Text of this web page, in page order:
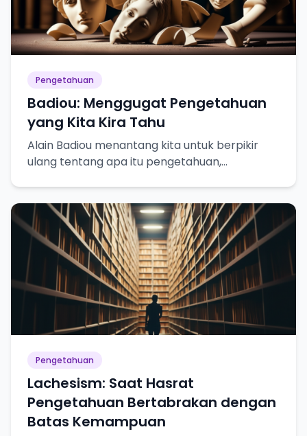
Pengetahuan
Badiou: Menggugat Pengetahuan
yang Kita Kira Tahu
Alain Badiou menantang kita untuk berpikir
ulang tentang apa itu pengetahuan,
Pengetahuan
Lachesism: Saat Hasrat
Pengetahuan Bertabrakan dengan
Batas Kemampuan